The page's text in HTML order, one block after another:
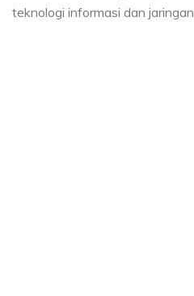
teknologi informasi dan jaringan.